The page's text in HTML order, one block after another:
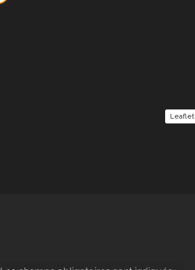
Leaflet